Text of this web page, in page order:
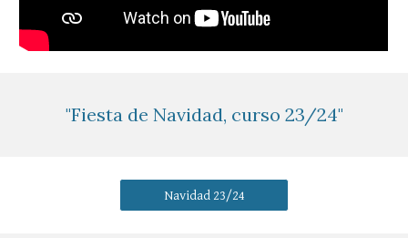
"Fiesta de Navidad, curso 23/24"
Navidad 23/24